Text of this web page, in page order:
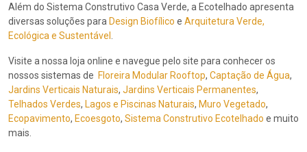
Além do Sistema Construtivo Casa Verde, a Ecotelhado apresenta
diversas soluções para Design Biofílico e Arquitetura Verde,
Ecológica e Sustentável .
Visite a nossa loja online e navegue pelo site para conhecer os
nossos sistemas de Floreira Modular Rooftop, Captação de Água,
Jardins Verticais Naturais, Jardins Verticais Permanentes,
Telhados Verdes, Lagos e Piscinas Naturais, Muro Vegetado,
Ecopavimento, Ecoesgoto, Sistema Construtivo Ecotelhado e muito
mais.